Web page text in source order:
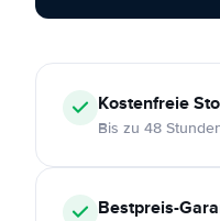
Kostenfreie
Bis zu 48
Bestpreis-